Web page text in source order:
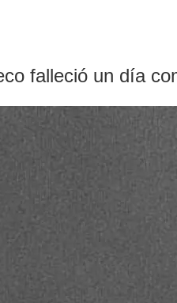
falleció un día